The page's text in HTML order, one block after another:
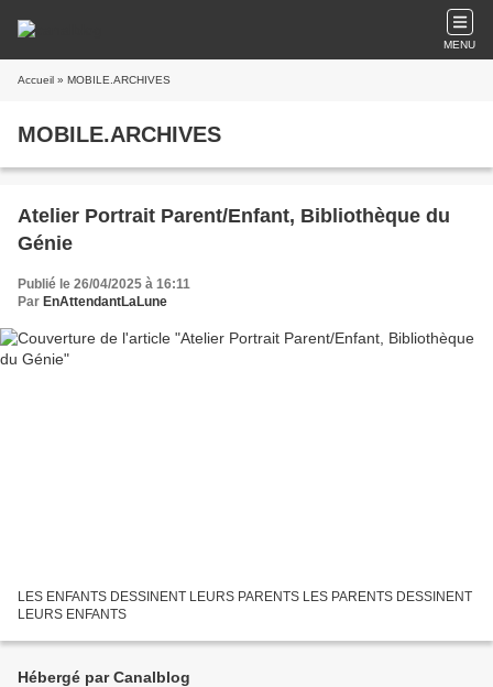
MENU
Accueil » MOBILE.ARCHIVES
MOBILE.ARCHIVES
Atelier Portrait Parent/Enfant, Bibliothèque du
Génie
Publié le 26/04/2025 à 16:11
Par EnAttendantLaLune
LES ENFANTS DESSINENT LEURS PARENTS LES PARENTS DESSINENT
LEURS ENFANTS
Hébergé par Canalblog